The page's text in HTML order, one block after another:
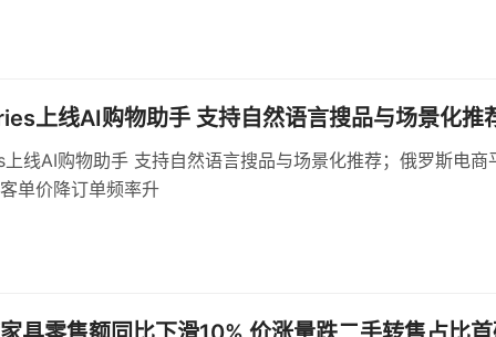
上线AI购物助手 支持自然语言搜品与场景化推
线AI购物助手 支持自然语言搜品与场景化推荐；俄罗斯电商
单价降订单频率升